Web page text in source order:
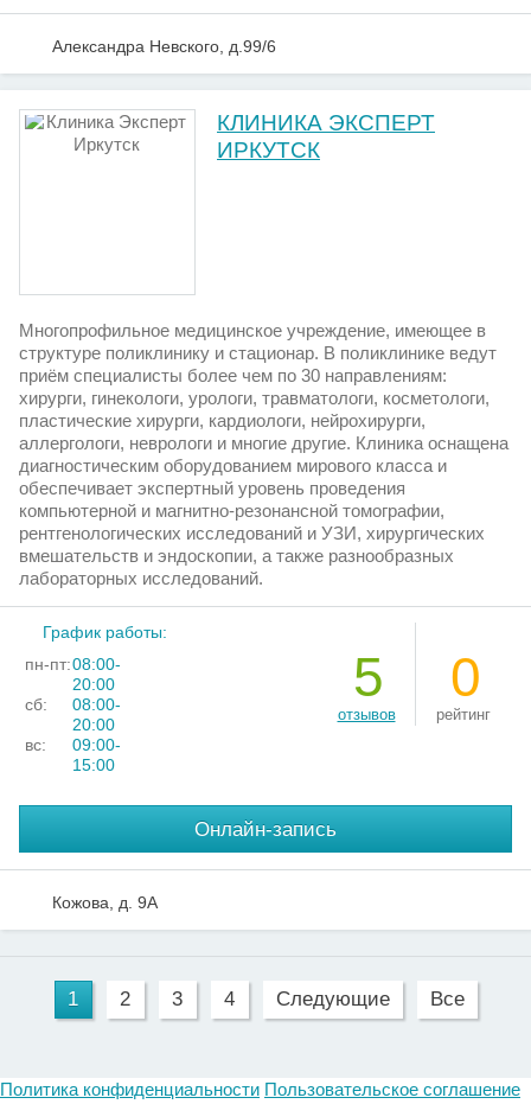
Александра Невского, д.99/6
КЛИНИКА ЭКСПЕРТ
ИРКУТСК
Многопрофильное медицинское учреждение, имеющее в
структуре поликлинику и стационар. В поликлинике ведут
приём специалисты более чем по 30 направлениям:
хирурги, гинекологи, урологи, травматологи, косметологи,
пластические хирурги, кардиологи, нейрохирурги,
аллергологи, неврологи и многие другие. Клиника оснащена
диагностическим оборудованием мирового класса и
обеспечивает экспертный уровень проведения
компьютерной и магнитно-резонансной томографии,
рентгенологических исследований и УЗИ, хирургических
вмешательств и эндоскопии, а также разнообразных
лабораторных исследований.
График работы:
пн-пт:08:00-
20:00
сб:
08:00-
20:00
вс:
09:00-
15:00
5
отзывов
0
рейтинг
Онлайн-запись
Кожова, д. 9А
1 2 3 4 Следующие Все
Политика конфиденциальности Пользовательское соглашение